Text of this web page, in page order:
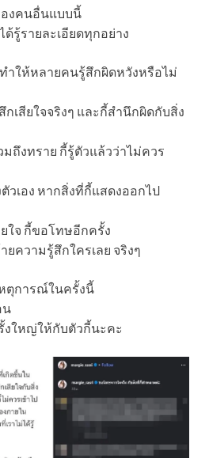
องคนอื่นแบบนี้
ด้รู้รายละเอียดทุกอย่าง
ำให้หลายคนรู้สึกผิดหวังหรือไม่
เสียใจจริงๆ และกี้สำนึกผิดกับสิ่ง
ถึงทราย กี้รู้ตัวแล้วว่าไม่ควร
วเอง หากสิ่งที่กี้แสดงออกไป
ใจ กี้ขอโทษอีกครั้ง
ยความรู้สึกใครเลย จริงๆ
ตุการณ์ในครั้งนี้
น
งใหญ่ให้กับตัวกี้นะคะ